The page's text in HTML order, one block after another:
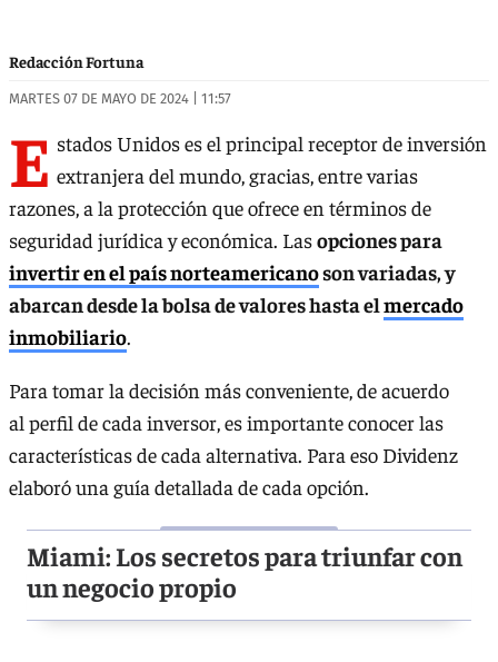
Redacción Fortuna
MARTES 07 DE MAYO DE 2024 | 11:57
E stados Unidos es el principal receptor de inversión
extranjera del mundo, gracias, entre varias
razones, a la protección que ofrece en términos de
seguridad jurídica y económica. Lasopciones para
invertir en el país norteamericanoson variadas, y
abarcan desde la bolsa de valores hasta elmercado
inmobiliario.
Para tomar la decisión más conveniente, de acuerdo
al perfil de cada inversor, es importante conocer las
características de cada alternativa. Para eso Dividenz
elaboró una guía detallada de cada opción.
Miami: Los secretos para triunfar con
un negocio propio